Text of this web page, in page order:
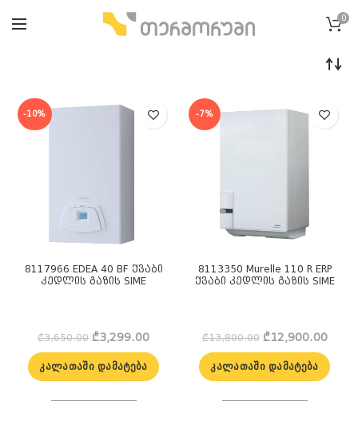
0
-10%
8117966 EDEA 40 BF ქვაბი
კედლის გაზის SIME
₾3,650.00 Original
price
was:
₾3,650.00.
₾3,299.00Current
price
is:
₾3,299.00.
ᲙᲐᲚᲐᲗᲐᲨᲘ ᲓᲐᲛᲐᲢᲔᲑᲐ
-7%
8113350 Murelle 110 R ERP
ქვაბი კედლის გაზის SIME
₾13,800.00 Original
price
was:
₾13,800.00.
₾12,900.00
is:
ᲙᲐᲚᲐᲗᲐᲨᲘ ᲓᲐᲛᲐᲢᲔᲑᲐ